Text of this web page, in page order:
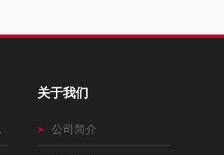
关于我们
公司简介